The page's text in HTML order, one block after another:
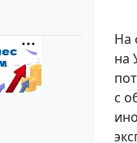
На
на
с